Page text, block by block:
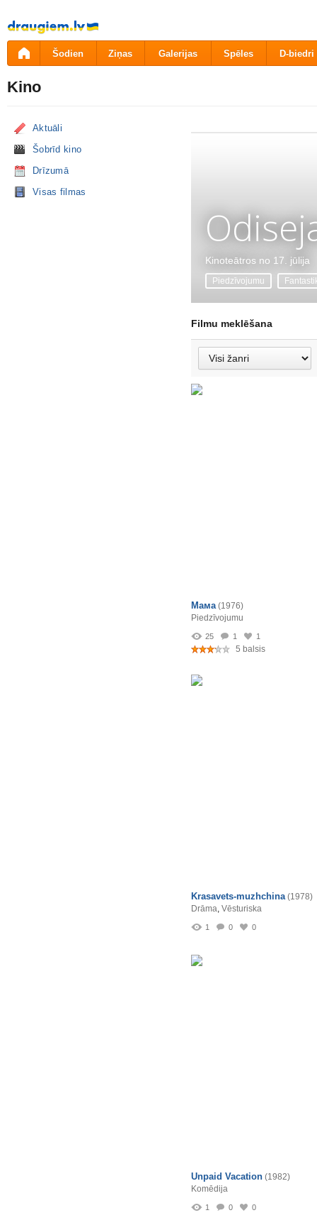
Pāriet
uz
saturu
Šodien Ziņas Galerijas Spēles D-biedri
Kino
Aktuāli
Šobrīd kino
Drīzumā
Visas filmas
Kinoteātros no 17. jūlija
Piedzīvojumu
Filmu meklēšana
Мама (1976)
Piedzīvojumu
25 1 1
5 balsis
Krasavets-muzhchina (1978)
Drāma, Vēsturiska
1 0 0
Unpaid Vacation (1982)
Komēdija
1 0 0